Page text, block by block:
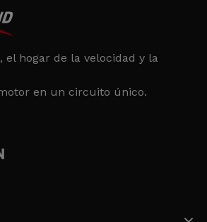
el hogar de la velocidad y la
en un circuito único.